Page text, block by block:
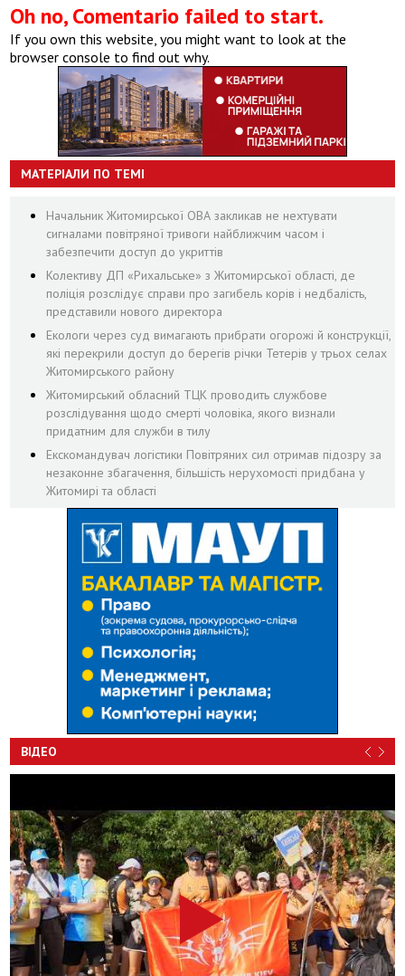
Oh no, Comentario failed to start.
If you own this website, you might want to look at the
browser console to find out why.
МАТЕРІАЛИ ПО ТЕМІ
Начальник Житомирської ОВА закликав не нехтувати
сигналами повітряної тривоги найближчим часом і
забезпечити доступ до укриттів
Колективу ДП «Рихальське» з Житомирської області, де
поліція розслідує справи про загибель корів і недбалість,
представили нового директора
Екологи через суд вимагають прибрати огорожі й конструкції,
які перекрили доступ до берегів річки Тетерів у трьох селах
Житомирського району
Житомирський обласний ТЦК проводить службове
розслідування щодо смерті чоловіка, якого визнали
придатним для служби в тилу
Екскомандувач логістики Повітряних сил отримав підозру за
незаконне збагачення, більшість нерухомості придбана у
Житомирі та області
ВІДЕО